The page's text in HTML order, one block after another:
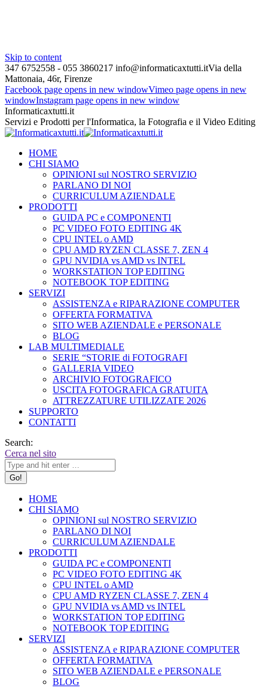
Skip to content
347 6752558 - 055 3860217 info@informaticaxtutti.itVia della
Mattonaia, 46r, Firenze
Facebook page opens in new windowVimeo page opens in new
windowInstagram page opens in new window
Informaticaxtutti.it
Servizi e Prodotti per l'Informatica, la Fotografia e il Video Editing
HOME
CHI SIAMO
OPINIONI sul NOSTRO SERVIZIO
PARLANO DI NOI
CURRICULUM AZIENDALE
PRODOTTI
GUIDA PC e COMPONENTI
PC VIDEO FOTO EDITING 4K
CPU INTEL o AMD
CPU AMD RYZEN CLASSE 7, ZEN 4
GPU NVIDIA vs AMD vs INTEL
WORKSTATION TOP EDITING
NOTEBOOK TOP EDITING
SERVIZI
ASSISTENZA e RIPARAZIONE COMPUTER
OFFERTA FORMATIVA
SITO WEB AZIENDALE e PERSONALE
BLOG
LAB MULTIMEDIALE
SERIE “STORIE di FOTOGRAFI
GALLERIA VIDEO
ARCHIVIO FOTOGRAFICO
USCITA FOTOGRAFICA GRATUITA
ATTREZZATURE UTILIZZATE 2026
SUPPORTO
CONTATTI
Search:
Cerca nel sito
HOME
CHI SIAMO
OPINIONI sul NOSTRO SERVIZIO
PARLANO DI NOI
CURRICULUM AZIENDALE
PRODOTTI
GUIDA PC e COMPONENTI
PC VIDEO FOTO EDITING 4K
CPU INTEL o AMD
CPU AMD RYZEN CLASSE 7, ZEN 4
GPU NVIDIA vs AMD vs INTEL
WORKSTATION TOP EDITING
NOTEBOOK TOP EDITING
SERVIZI
ASSISTENZA e RIPARAZIONE COMPUTER
OFFERTA FORMATIVA
SITO WEB AZIENDALE e PERSONALE
BLOG